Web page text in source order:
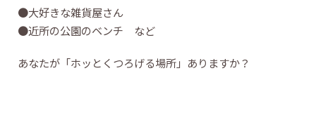
●大好きな雑貨屋さん
●近所の公園のベンチ など
あなたが「ホッとくつろげる場所」ありますか？